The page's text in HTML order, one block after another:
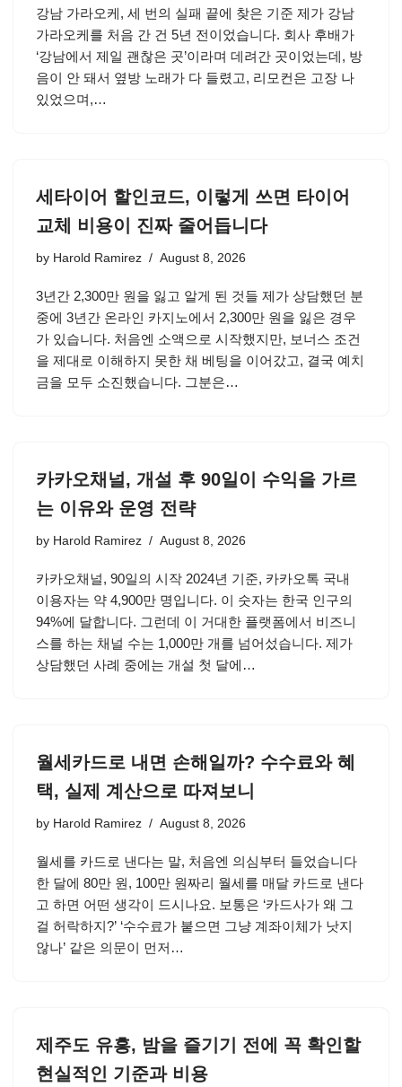
강남 가라오케, 세 번의 실패 끝에 찾은 기준 제가 강남
가라오케를 처음 간 건 5년 전이었습니다. 회사 후배가
‘강남에서 제일 괜찮은 곳’이라며 데려간 곳이었는데, 방
음이 안 돼서 옆방 노래가 다 들렸고, 리모컨은 고장 나
있었으며,…
세타이어 할인코드, 이렇게 쓰면 타이어
교체 비용이 진짜 줄어듭니다
by Harold Ramirez August 8, 2026
3년간 2,300만 원을 잃고 알게 된 것들 제가 상담했던 분
중에 3년간 온라인 카지노에서 2,300만 원을 잃은 경우
가 있습니다. 처음엔 소액으로 시작했지만, 보너스 조건
을 제대로 이해하지 못한 채 베팅을 이어갔고, 결국 예치
금을 모두 소진했습니다. 그분은…
카카오채널, 개설 후 90일이 수익을 가르
는 이유와 운영 전략
by Harold Ramirez August 8, 2026
카카오채널, 90일의 시작 2024년 기준, 카카오톡 국내
이용자는 약 4,900만 명입니다. 이 숫자는 한국 인구의
94%에 달합니다. 그런데 이 거대한 플랫폼에서 비즈니
스를 하는 채널 수는 1,000만 개를 넘어섰습니다. 제가
상담했던 사례 중에는 개설 첫 달에…
월세카드로 내면 손해일까? 수수료와 혜
택, 실제 계산으로 따져보니
by Harold Ramirez August 8, 2026
월세를 카드로 낸다는 말, 처음엔 의심부터 들었습니다
한 달에 80만 원, 100만 원짜리 월세를 매달 카드로 낸다
고 하면 어떤 생각이 드시나요. 보통은 ‘카드사가 왜 그
걸 허락하지?’ ‘수수료가 붙으면 그냥 계좌이체가 낫지
않나’ 같은 의문이 먼저…
제주도 유흥, 밤을 즐기기 전에 꼭 확인할
현실적인 기준과 비용